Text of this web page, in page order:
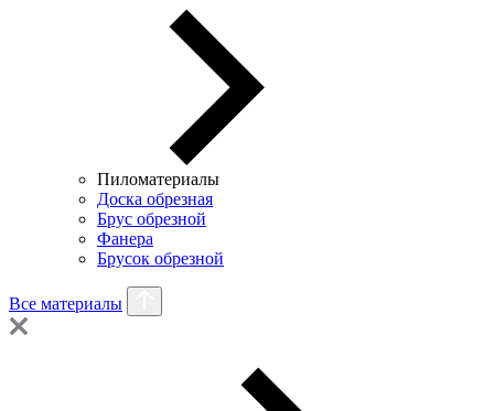
Пиломатериалы
Доска обрезная
Брус обрезной
Фанера
Брусок обрезной
Все материалы